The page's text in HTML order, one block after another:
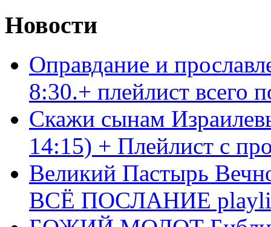
Новости
Оправдание и
8:30.+ плейлист
Скажи сынам
14:15) + Плейлист с
Великий Пастырь
ВСЁ ПОСЛАНИЕ